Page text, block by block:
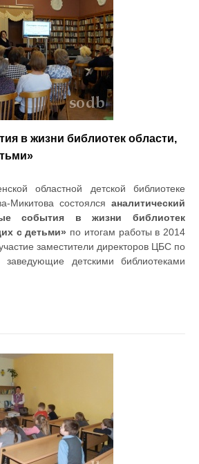
в жизни библиотек области,
областной детской библиотеке
Микитова состоялся аналитический
события в жизни библиотек
с детьми» по итогам работы в 2014
заместители директоров ЦБС по
детскими библиотеками